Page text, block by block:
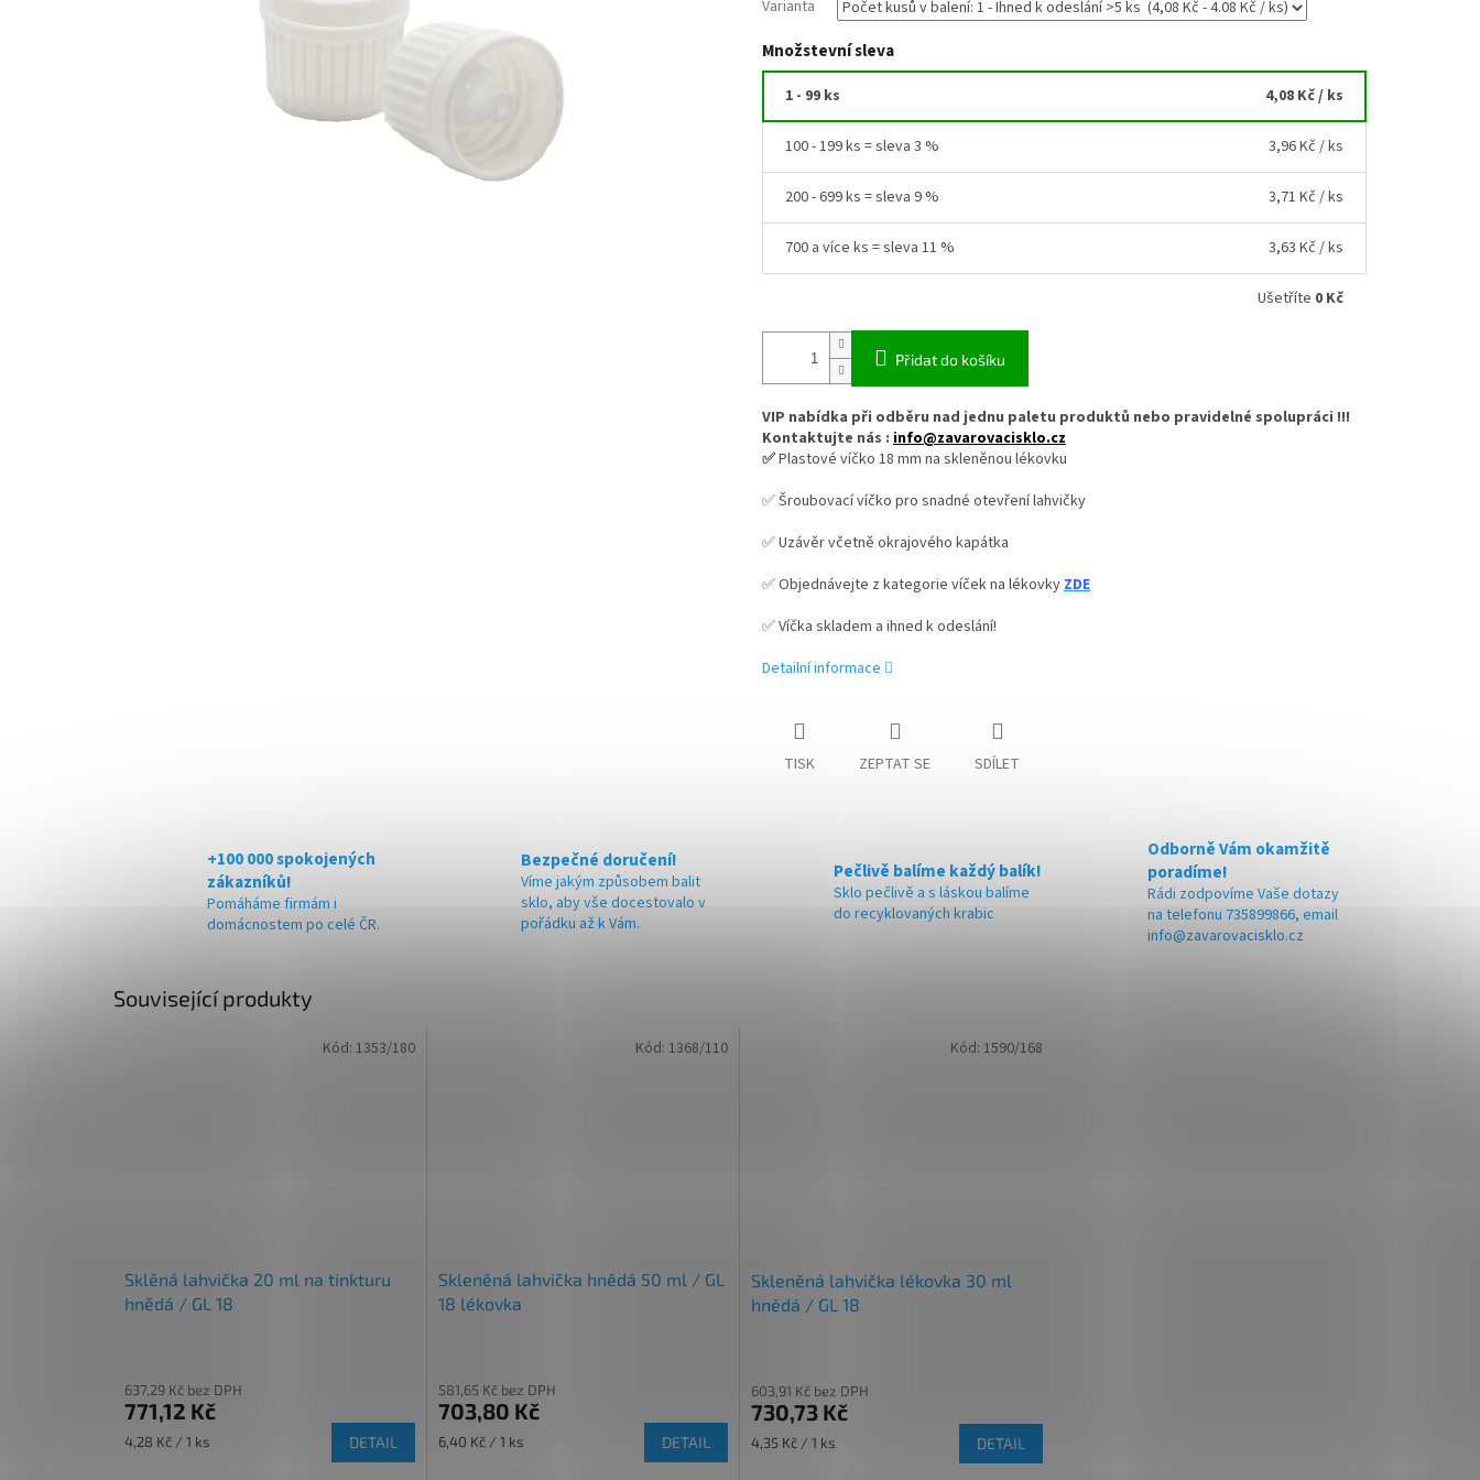
Varianta
Množstevní sleva
1 - 99 ks 4,08 Kč/ ks
100 - 199 ks = sleva 3 % 3,96 Kč / ks
200 - 699 ks = sleva 9 % 3,71 Kč / ks
700 a více ks = sleva 11 % 3,63 Kč / ks
Ušetříte 0 Kč
Přidat do košíku
VIP nabídka při odběru nad jednu paletu produktů nebo pravidelné spolupráci !!!
Kontaktujte nás : info@zavarovacisklo.cz
✅Plastové víčko 18 mm na skleněnou lékovku
✅ Šroubovací víčko pro snadné otevření lahvičky
✅ Uzávěr včetně okrajového kapátka
✅ Objednávejte z kategorie víček na lékovky ZDE
✅ Víčka skladem a ihned k odeslání!
Detailní informace
TISK ZEPTAT SE SDÍLET
+100 000 spokojených
zákazníků!
Pomáháme firmám i
domácnostem po celé ČR.
Bezpečné doručení!
Víme jakým způsobem balit
sklo, aby vše docestovalo v
pořádku až k Vám.
Pečlivě balíme každý balík!
Sklo pečlivě a s láskou balíme
do recyklovaných krabic
Odborně Vám okamžitě
poradíme!
Rádi zodpovíme Vaše dotazy
na telefonu 735899866, email
info@zavarovacisklo.cz
Související produkty
Sklěná lahvička 20 ml na tinkturu
hnědá / GL 18
637,29 Kč bez DPH
771,12 Kč
Měrná
4,28 Kč / 1 ks DETAIL
Kód: 1353/180
Skleněná lahvička hnědá 50 ml / GL
18 lékovka
581,65 Kč bez DPH
703,80 Kč
Měrná
6,40 Kč / 1 ks DETAIL
Kód: 1368/110
Skleněná lahvička lékovka 30 ml
hnědá / GL 18
603,91 Kč bez DPH
730,73 Kč
Měrná
4,35 Kč / 1 ks DETAIL
Kód: 1590/168